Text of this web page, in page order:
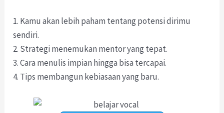
1. Kamu akan lebih paham tentang potensi dirimu
sendiri.
2. Strategi menemukan mentor yang tepat.
3. Cara menulis impian hingga bisa tercapai.
4. Tips membangun kebiasaan yang baru.